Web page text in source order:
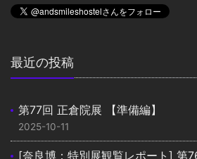
最近の投稿
第77回 正倉院展 【準備編】
2025-10-11
[奈良博：特別展観覧レポート] 第